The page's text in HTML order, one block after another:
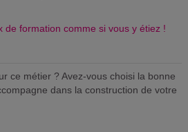
de formation comme si vous y étiez !
ce métier ? Avez-vous choisi la bonne
dans la construction de votre